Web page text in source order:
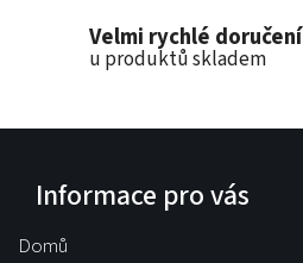
Velmi rychlé doručení
u produktů skladem
Informace pro vás
Domů